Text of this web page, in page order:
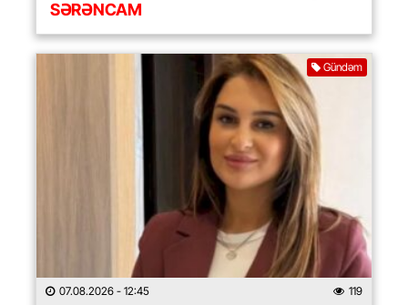
SƏRƏNCAM
Gündəm
07.08.2026 - 12:45 119